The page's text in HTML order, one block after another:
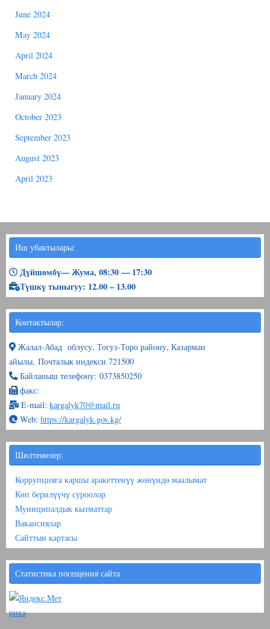
June 2024
May 2024
April 2024
March 2024
January 2024
October 2023
September 2023
August 2023
April 2023
Иш убактылары:
Дүйшөмбү— Жума, 08:30 — 17:30
Түшкү тыныгуу: 12.00 – 13.00
Контактылар:
Жалал-Абад облусу, Тогуз-Торо району, Казарман
айылы, Почталык индекси 721500
Байланыш телефону: 0373850250
факс:
E-mail: kargalyk70@mail.ru
Web: https://kargalyk.gov.kg/
Шилтемелер:
Коррупцияга каршы аракеттенүү жөнүндө маалымат
Көп берилүүчү суроолор
Муниципалдык кызматтар
Вакансиялар
Сайттын картасы
Статистика посещения сайта